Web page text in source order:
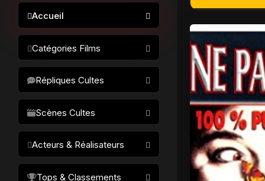
Accueil
Catégories Films
Science-fiction
Drame / Thriller
Comédie/humour
Horreur
Fantastique
Répliques Cultes
Scènes Cultes
Acteurs & Réalisateurs
Tops & Classements